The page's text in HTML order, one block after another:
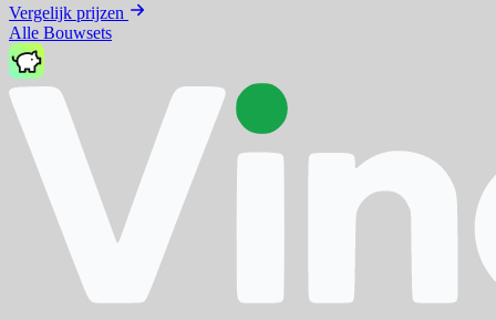
Vergelijk prijzen
Alle Bouwsets